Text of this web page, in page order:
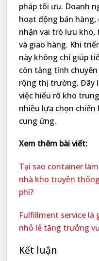
pháp tối ưu. Doanh
hoạt động bán hàng,
nhận vai trò lưu kho,
và giao hàng. Khi
này không chỉ giúp
còn tăng tính
rộng thị trường. Đây
việc hiểu rõ kho
nhiều lựa chọn
cung ứng.
Xem thêm bài viết:
Tại sao container
nhà kho truyền
phí?
Fulfillment service là
nhỏ lẻ tăng trưởng
Kết luận